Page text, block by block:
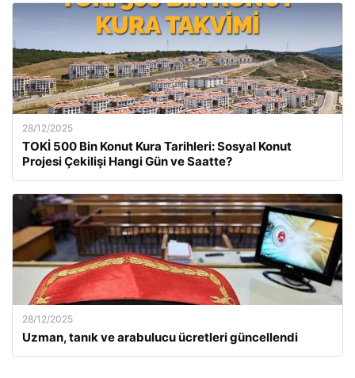
28/12/2025
TOKİ 500 Bin Konut Kura Tarihleri: Sosyal Konut
Projesi Çekilişi Hangi Gün ve Saatte?
28/12/2025
Uzman, tanık ve arabulucu ücretleri güncellendi